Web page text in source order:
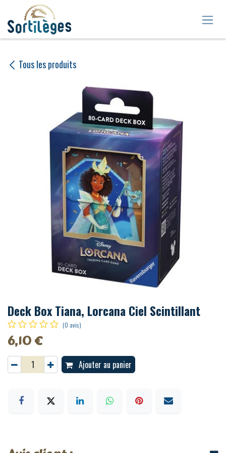
Se rendre au contenu
Tous les produits
Deck Box Tiana, Lorcana Ciel Scintillant
(0 avis)
6,10€
Ajouter au panier